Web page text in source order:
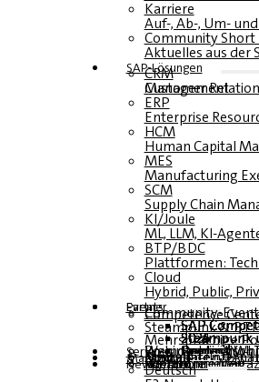
Karriere
Auf-, Ab-, Um-
Community Short
Aktuelles aus der
SAP-Lösungen
CRM
Customer Relationship Management
ERP
Enterprise
HCM
Human Capital
MES
Manufacturing
SCM
Supply Chain
KI/Joule
ML, LLM, KI-
BTP/BDC
Plattformen:
Cloud
Hybrid, Public,
Partner
EventsCommunity-
Competence
SAP
SAP
SAP
SAP
Steampunk &
Steampunk und BTP Summit 2026
Steampunk und BTP Summit 2025
Steampunk und BTP Summit 2024
Mehrsprachige
Deutsch
Englisch
Spanisch
Französisch
Roundtables
Webinare und
Service
Formulare
Kontakt
Mediadaten DACH
Media Kit
Magazin
hier abonnieren
für Abonnenten
kostenfreie
Newsletter
Deutsch